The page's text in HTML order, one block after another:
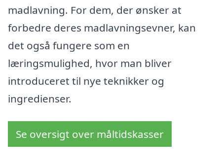
madlavning. For dem, der ønsker at
forbedre deres madlavningsevner, kan
det også fungere som en
læringsmulighed, hvor man bliver
introduceret til nye teknikker og
ingredienser.
Se oversigt over måltidskasser